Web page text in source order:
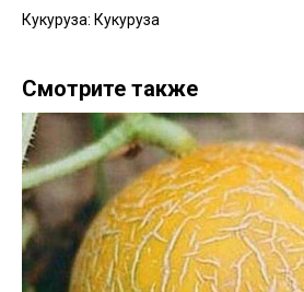
Кукуруза: Кукуруза
Смотрите также